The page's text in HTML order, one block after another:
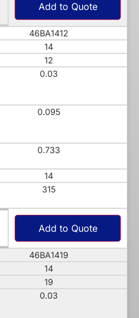
Add to Quote
46BA1412
14
12
0.03
0.095
0.733
14
315
Add to Quote
46BA1419
14
19
0.03